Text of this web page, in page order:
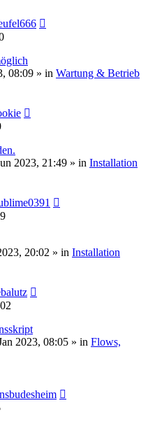
08:09 » in Wartung & Betrieb
2023, 21:49 » in Installation
20:02 » in Installation
2023, 08:05 » in Flows,